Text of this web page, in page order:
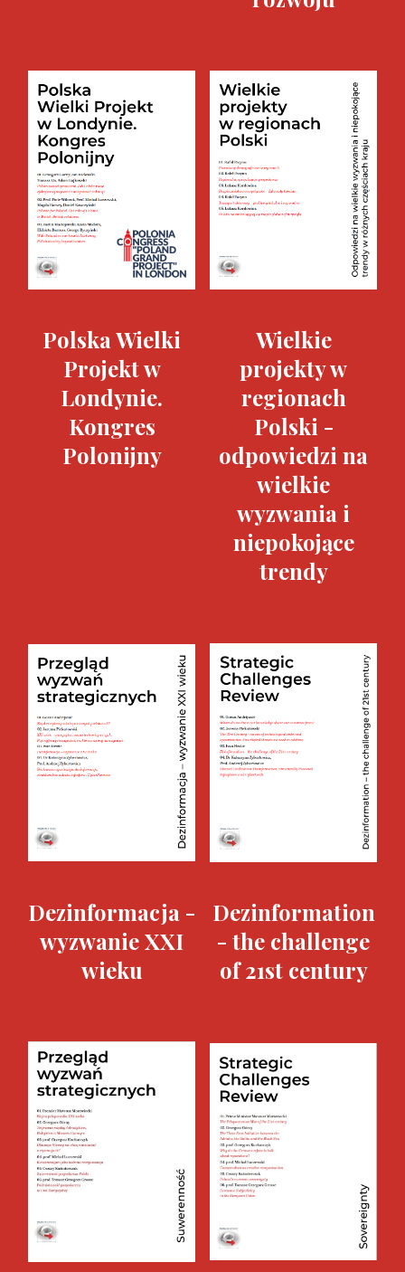
Polska Wielki
Projekt w
Londynie.
Kongres
Polonijny
Wielkie
projekty w
regionach
Polski -
odpowiedzi na
wielkie
wyzwania i
niepokojące
trendy
Dezinformacja -
wyzwanie XXI
wieku
Dezinformation
- the challenge
of 21st century